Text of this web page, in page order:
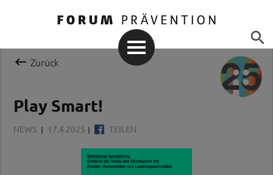

 Zurück
Play Smart!
NEWS 17.4.2025 TEILEN